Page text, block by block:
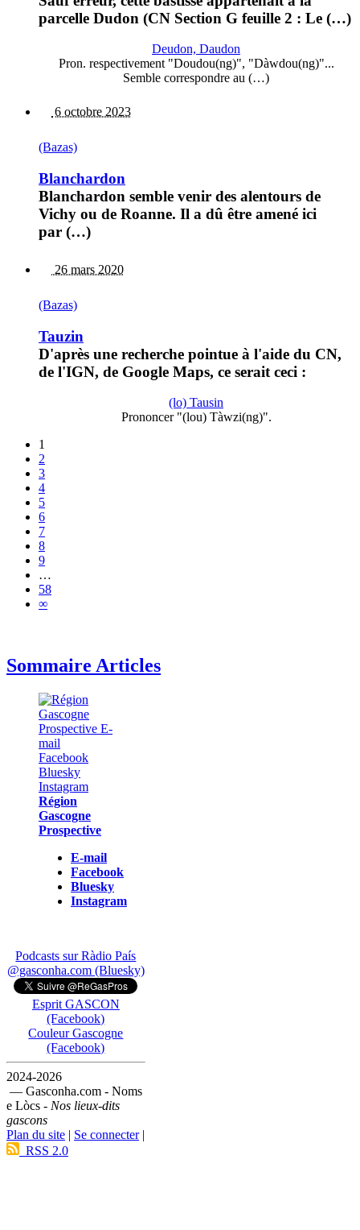
parcelle Dudon (CN Section G feuille 2 : Le (…)
Deudon, Daudon
Pron. respectivement "Doudou(ng)", "Dàwdou(ng)"...
Semble correspondre au (…)
6 octobre 2023
(Bazas)
Blanchardon
Blanchardon semble venir des alentours de
Vichy ou de Roanne. Il a dû être amené ici
par (…)
26 mars 2020
(Bazas)
Tauzin
D'après une recherche pointue à l'aide du CN,
de l'IGN, de Google Maps, ce serait ceci :
(lo) Tausin
Prononcer "(lou) Tàwzi(ng)".
1
2
3
4
5
6
7
8
9
…
58
∞
Sommaire Articles
Région
Gascogne
Prospective
E-mail
Facebook
Bluesky
Instagram
Podcasts sur Ràdio País
@gasconha.com (Bluesky)
Esprit GASCON
(Facebook)
Couleur Gascogne
(Facebook)
2024-2026
— Gasconha.com - Noms
e Lòcs - Nos lieux-dits
gascons
Plan du site | Se connecter|
RSS 2.0